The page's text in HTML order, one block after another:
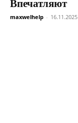
Впечатляют
maxwelhelp - 16.11.2025